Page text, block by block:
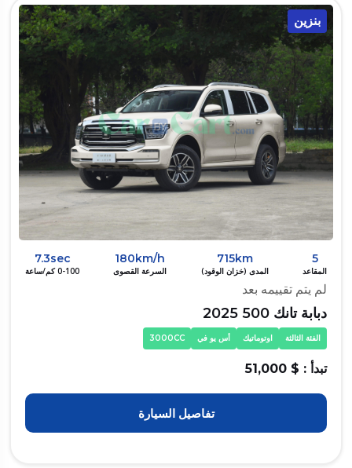
بنزين
5
المقاعد
715km
المدى (خزان الوقود)
180km/h
السرعة القصوى
7.3sec
0-100 كم/ساعة
لم يتم تقييمه بعد
دبابة تانك 500 2025
الفئة الثالثة اوتوماتيك أس يو في 3000CC
تبدأ : $ 51,000
تفاصيل السيارة